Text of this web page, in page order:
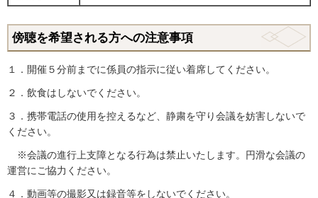
傍聴を希望される方への注意事項
１．開催５分前までに係員の指示に従い着席してください。
２．飲食はしないでください。
３．携帯電話の使用を控えるなど、静粛を守り会議を妨害しないで
ください。
※会議の進行上支障となる行為は禁止いたします。円滑な会議の
運営にご協力ください。
４．動画等の撮影又は録音等をしないでください。